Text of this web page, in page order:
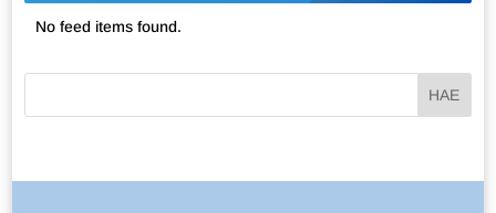
No feed items found.